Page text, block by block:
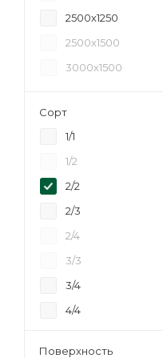
2500х1250
2500х1500
3000х1500
Сорт
1/1
1/2
2/2
2/3
2/4
3/3
3/4
4/4
Поверхность